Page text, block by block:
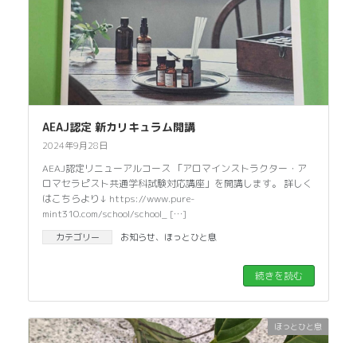
AEAJ認定 新カリキュラム開講
2024年9月28日
AEAJ認定リニューアルコース 「アロマインストラクター・ア
ロマセラピスト共通学科試験対応講座」を開講します。 詳しく
はこちらより↓ https://www.pure-
mint310.com/school/school_ […]
カテゴリー お知らせ、 ほっとひと息
続きを読む
ほっとひと息